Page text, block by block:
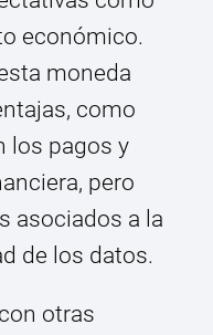
económico.
moneda
como
los pagos y
pero
asociados a la
de los datos.
otras